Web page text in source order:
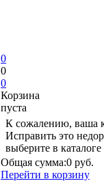
0
0
0
Корзина
пуста
К сожалению, ваша
Исправить это
выберите в
Общая сумма:0 руб.
Перейти в корзину